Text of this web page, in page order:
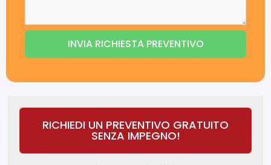
INVIA RICHIESTA PREVENTIVO
RICHIEDI UN PREVENTIVO GRATUITO
SENZA IMPEGNO!